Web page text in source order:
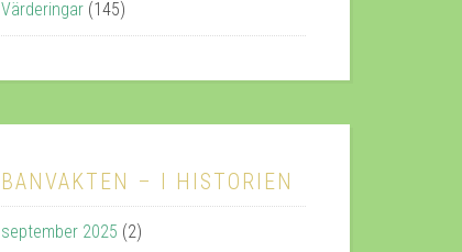
Värderingar (145)
BANVAKTEN – I HISTORIEN
september 2025 (2)